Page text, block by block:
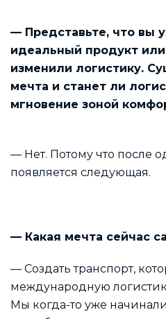
— Представьте, что вы
идеальный продукт
изменили логистику.
мечта и станет ли
мгновение зоной
— Нет. Потому что после
появляется следующая.
— Какая мечта сейчас
— Создать транспорт,
международную
Мы когда-то уже начинали